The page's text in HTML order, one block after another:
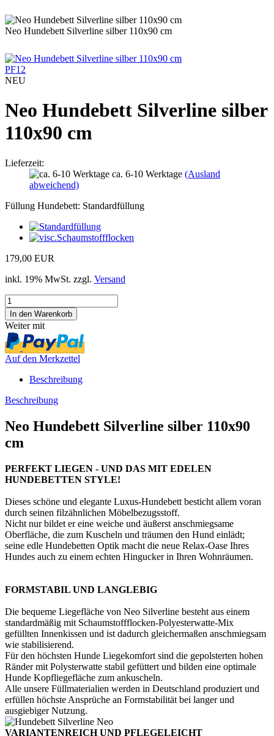
Neo Hundebett Silverline silber 110x90 cm
PF12
NEU
Neo Hundebett Silverline silber
110x90 cm
Lieferzeit:
ca. 6-10 Werktage (Ausland
abweichend)
Füllung Hundebett: Standardfüllung
179,00 EUR
inkl. 19% MwSt. zzgl. Versand
Weiter mit
Auf den Merkzettel
Beschreibung
Beschreibung
Neo Hundebett Silverline silber 110x90
cm
PERFEKT LIEGEN - UND DAS MIT EDELEN
HUNDEBETTEN STYLE!
Dieses schöne und elegante Luxus-Hundebett besticht allem voran
durch seinen filzähnlichen Möbelbezugsstoff.
Nicht nur bildet er eine weiche und äußerst anschmiegsame
Oberfläche, die zum Kuscheln und träumen den Hund einlädt;
seine edle Hundebetten Optik macht die neue Relax-Oase Ihres
Hundes auch zu einem echten Hingucker in Ihren Wohnräumen.
FORMSTABIL UND LANGLEBIG
Die bequeme Liegefläche von Neo Silverline besteht aus einem
standardmäßig mit Schaumstoffflocken-Polyesterwatte-Mix
gefüllten Innenkissen und ist dadurch gleichermaßen anschmiegsam
wie stabilisierend.
Für den höchsten Hunde Liegekomfort sind die gepolsterten hohen
Ränder mit Polysterwatte stabil gefüttert und bilden eine optimale
Hunde Kopfliegefläche zum ankuscheln.
Alle unsere Füllmaterialien werden in Deutschland produziert und
erfüllen höchste Ansprüche an Formstabilität bei langer und
ausgiebiger Nutzung.
VARIANTENREICH UND PFLEGELEICHT